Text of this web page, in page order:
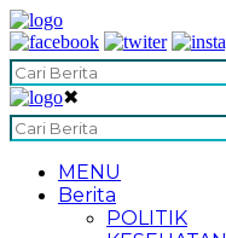
✖
MENU
Berita
POLITIK